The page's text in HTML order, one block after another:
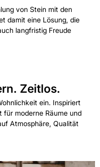
von Stein mit den
damit eine Lösung, die
langfristig Freude
Zeitlos.
ein. Inspiriert
moderne Räume und
Atmosphäre, Qualität